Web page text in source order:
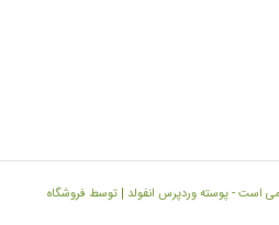
است -پوسته وردپرس انفولد | توسط فروشگاه